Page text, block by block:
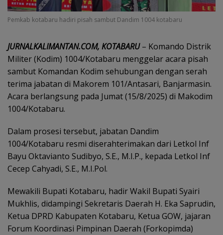
Pemkab kotabaru hadiri pisah sambut Dandim 1004 kotabaru
JURNALKALIMANTAN.COM, KOTABARU– Komando Distrik
Militer (Kodim) 1004/Kotabaru menggelar acara pisah
sambut Komandan Kodim sehubungan dengan serah
terima jabatan di Makorem 101/Antasari, Banjarmasin.
Acara berlangsung pada Jumat (15/8/2025) di Makodim
1004/Kotabaru.
Dalam prosesi tersebut, jabatan Dandim
1004/Kotabaru resmi diserahterimakan dari Letkol Inf
Bayu Oktavianto Sudibyo, S.E., M.I.P., kepada Letkol Inf
Cecep Cahyadi, S.E., M.I.Pol.
Mewakili Bupati Kotabaru, hadir Wakil Bupati Syairi
Mukhlis, didampingi Sekretaris Daerah H. Eka Saprudin,
Ketua DPRD Kabupaten Kotabaru, Ketua GOW, jajaran
Forum Koordinasi Pimpinan Daerah (Forkopimda)